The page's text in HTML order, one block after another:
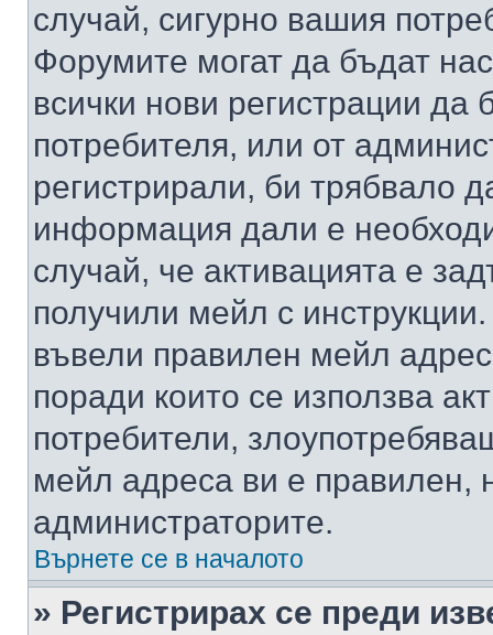
случай, сигурно вашия
Форумите могат да бъдат
всички нови регистрации да
потребителя, или от
регистрирали, би трябвало
информация дали е
случай, че активацията е
получили мейл с
въвели правилен мейл
поради които се използва
потребители,
мейл адреса ви е правилен,
администраторите.
Върнете се в началото
» Регистрирах се преди